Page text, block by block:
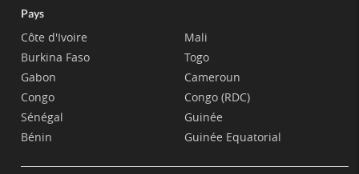
Pays
Côte d'Ivoire
Burkina Faso
Gabon
Congo
Sénégal
Bénin
Mali
Togo
Cameroun
Congo (RDC)
Guinée
Guinée Equatorial